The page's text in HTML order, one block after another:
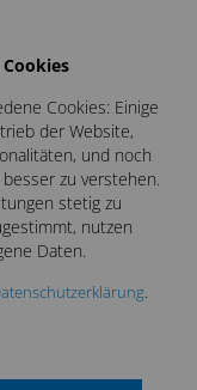
Cookies: Einige
der Website,
und noch
zu verstehen.
stetig zu
nutzen
Daten.
.